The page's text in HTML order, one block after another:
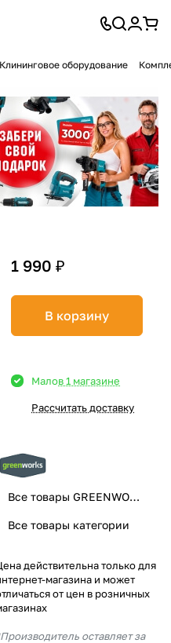
Клининговое оборудование
1 990 ₽
В корзину
Малов 1 магазине
Рассчитать доставку
Все товары GREENWORKS
Все товары категории
действительна только для
магазина и может
от цен в розничных
оставляет за
карты